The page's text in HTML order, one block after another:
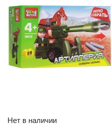
Нет в наличии